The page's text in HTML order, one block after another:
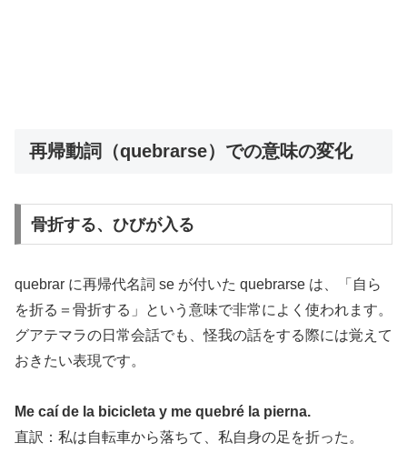
再帰動詞（quebrarse）での意味の変化
骨折する、ひびが入る
quebrar に再帰代名詞 se が付いた quebrarse は、「自ら
を折る＝骨折する」という意味で非常によく使われます。
グアテマラの日常会話でも、怪我の話をする際には覚えて
おきたい表現です。
Me caí de la bicicleta y me quebré la pierna.
直訳：私は自転車から落ちて、私自身の足を折った。